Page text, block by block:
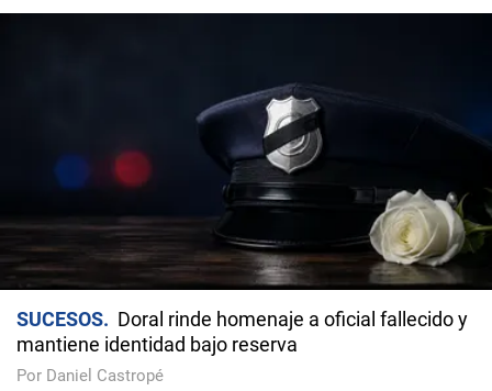
SUCESOS
Doral rinde homenaje a oficial fallecido y
mantiene identidad bajo reserva
Por Daniel Castropé